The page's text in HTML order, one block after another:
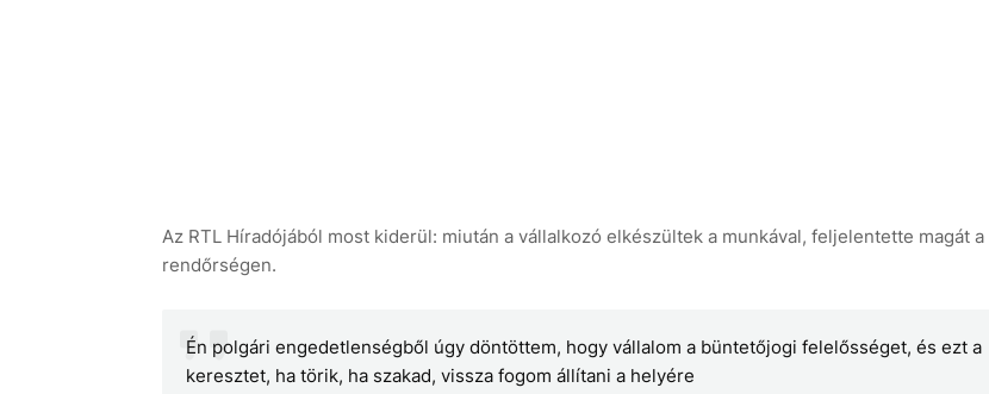
Az RTL Híradójából most kiderül: miután a vállalkozó elkészültek a munkával, feljelentette magát a
rendőrségen.
Én polgári engedetlenségből úgy döntöttem, hogy vállalom a büntetőjogi felelősséget, és ezt a
keresztet, ha törik, ha szakad, vissza fogom állítani a helyére